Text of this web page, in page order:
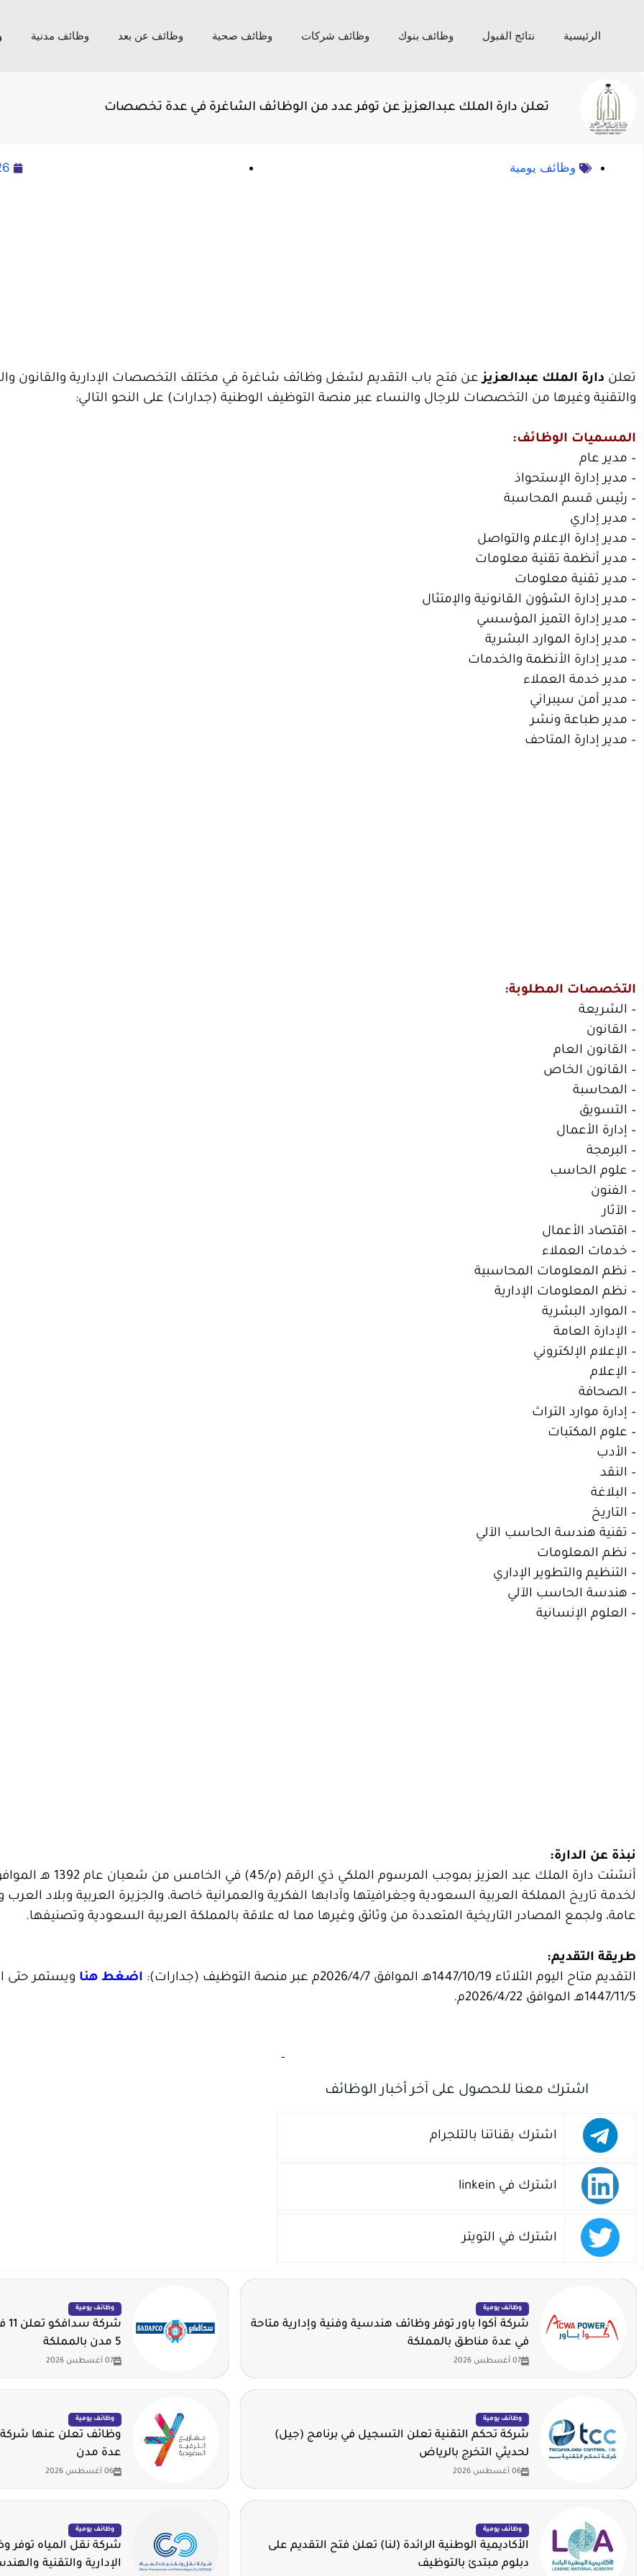
الرئيسية نتائج القبول وظائف بنوك وظائف شركات وظائف صحية وظائف عن بعد وظائف مدنية
تعلن دارة الملك عبدالعزيز عن توفر عدد من الوظائف الشاغرة في عدة تخصصات
وظائف يومية
تعلن دارة الملك عبدالعزيزعن فتح باب التقديم لشغل وظائف شاغرة في مختلف التخصصات الإدارية والقانون
والتقنية وغيرها من التخصصات للرجال والنساء عبر منصة التوظيف الوطنية (جدارات) على النحو التالي:
المسميات الوظائف:
– مدير عام
– مدير إدارة الإستحواذ
– رئيس قسم المحاسبة
– مدير إداري
– مدير إدارة الإعلام والتواصل
– مدير أنظمة تقنية معلومات
– مدير تقنية معلومات
– مدير إدارة الشؤون القانونية والإمتثال
– مدير إدارة التميز المؤسسي
– مدير إدارة الموارد البشرية
– مدير إدارة الأنظمة والخدمات
– مدير خدمة العملاء
– مدير أمن سيبراني
– مدير طباعة ونشر
– مدير إدارة المتاحف
التخصصات المطلوبة:
– الشريعة
– القانون
– القانون العام
– القانون الخاص
– المحاسبة
– التسويق
– إدارة الأعمال
– البرمجة
– علوم الحاسب
– الفنون
– الآثار
– اقتصاد الأعمال
– خدمات العملاء
– نظم المعلومات المحاسبية
– نظم المعلومات الإدارية
– الموارد البشرية
– الإدارة العامة
– الإعلام الإلكتروني
– الإعلام
– الصحافة
– إدارة موارد التراث
– علوم المكتبات
– الأدب
– النقد
– البلاغة
– التاريخ
– تقنية هندسة الحاسب الآلي
– نظم المعلومات
– التنظيم والتطوير الإداري
– هندسة الحاسب الآلي
– العلوم الإنسانية
نبذة عن الدارة:
لخدمة تاريخ المملكة العربية السعودية وجغرافيتها وآدابها الفكرية والعمرانية خاصة، والجزيرة العربية وبلاد العرب
عامة، ولجمع المصادر التاريخية المتعددة من وثائق وغيرها مما له علاقة بالمملكة العربية السعودية وتصنيفها.
طريقة التقديم:
التقديم متاح اليوم الثلاثاء 1447/10/19هـ الموافق 2026/4/7م عبر منصة التوظيف (جدارات):
اضغط هنا ويستمر حتى
1447/11/5هـ الموافق 2026/4/22م.
-‏
اشترك معنا للحصول على آخر أخبار الوظائف
اشترك بقناتنا بالتلجرام
اشترك في linkein
اشترك في التويتر
وظائف يومية
شركة أكوا باور توفر وظائف هندسية وفنية وإدارية متاحة
في عدة مناطق بالمملكة
07 أغسطس 2026
وظائف يومية
5 مدن بالمملكة
07 أغسطس 2026
وظائف يومية
شركة تحكم التقنية تعلن التسجيل في برنامج (جيل)
لحديثي التخرج بالرياض
06 أغسطس 2026
وظائف يومية
وظائف تعلن عنها شركة
عدة مدن
06 أغسطس 2026
وظائف يومية
الأكاديمية الوطنية الرائدة (لنا) تعلن فتح التقديم على
دبلوم مبتدئ بالتوظيف
وظائف يومية
شركة نقل المياه
الإدارية والتقنية